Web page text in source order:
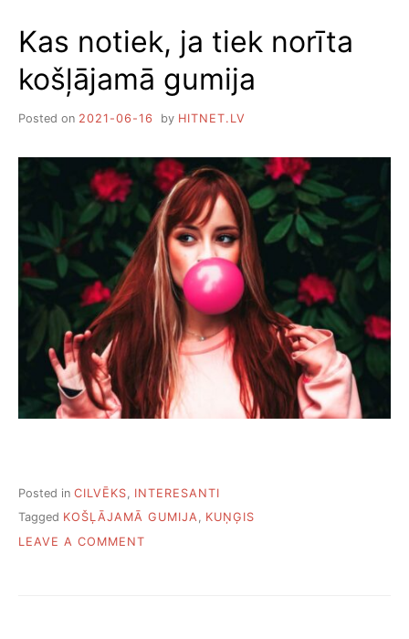
Kas notiek, ja tiek norīta
košļājamā gumija
Posted on 2021-06-16 by HITNET.LV
Posted in CILVĒKS
INTERESANTI
Tagged KOŠĻĀJAMĀ GUMIJA, KUŅĢIS
LEAVE A COMMENT